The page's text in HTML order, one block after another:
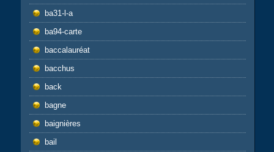
ba31-l-a
ba94-carte
baccalauréat
bacchus
back
bagne
baignières
bail